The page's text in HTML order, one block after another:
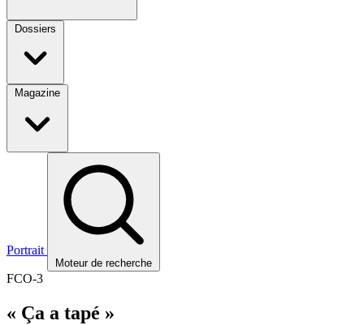
Dossiers
Magazine
Portrait
Moteur de recherche
FCO-3
« Ça a tapé »